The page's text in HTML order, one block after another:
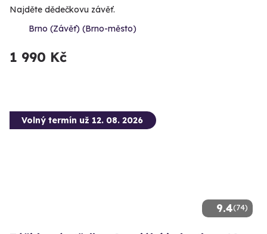
Najděte dědečkovu závěť.
Brno (Závěť) (Brno-město)
1 990 Kč
9.4(74)
Volný termín už 12. 08. 2026